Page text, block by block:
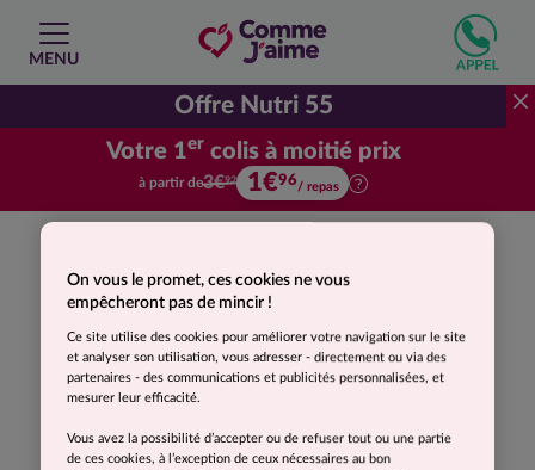
MENU
Offre Nutri 55
Votre 1er colis à moitié prix
Votre premier colis à moitié prix.
à partir de3€92 1€96/ repas
On vous le promet, ces cookies ne vous
empêcheront pas de mincir !
Ce site utilise des cookies pour améliorer votre navigation sur le site
et analyser son utilisation, vous adresser - directement ou via des
partenaires - des communications et publicités personnalisées, et
mesurer leur efficacité.
Vous avez la possibilité d’accepter ou de refuser tout ou une partie
de ces cookies, à l’exception de ceux nécessaires au bon